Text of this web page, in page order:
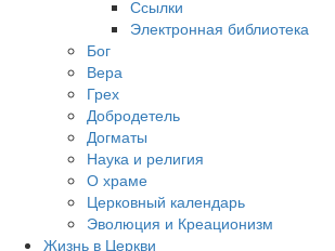
Ссылки
Электронная библиотека
Бог
Вера
Грех
Добродетель
Догматы
Наука и религия
О храме
Церковный календарь
Эволюция и Креационизм
Жизнь в Церкви